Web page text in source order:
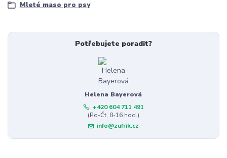
Mleté maso pro psy
Potřebujete poradit?
Helena Bayerová
+420 604 711 491
(Po-Čt, 8-16 hod.)
info@zufrik.cz